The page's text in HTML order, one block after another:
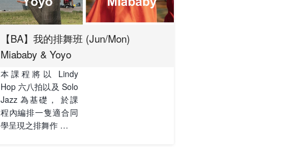
【BA】我的排舞班 (Jun/Mon)
Miababy & Yoyo
本課程將以 Lindy
Hop 六八拍以及 Solo
Jazz 為基礎， 於課
程內編排一隻適合同
學呈現之排舞作 …